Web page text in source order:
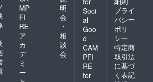
MP
FI
RE
ア
カ
デ
ミ
ー
明
会
・
相
談
会
Soci
al
Goo
d
CAM
PFI
RE
for
プライ
バシー
ポリ
シー
特定商
取引法
に基づ
く表記